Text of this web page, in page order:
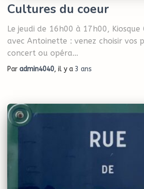
Cultures du coeur
Le jeudi de 16h00 à 17h00,
avec Antoinette : venez choisir vos
concert ou opéra…
Par admin4040, il y a 3 ans